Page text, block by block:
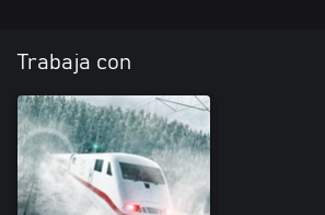
Trabaja con